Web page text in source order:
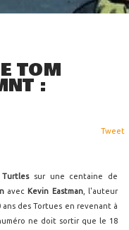
TOM
:
Tweet
sur une centaine de
avec Kevin Eastman, l'auteur
ans des Tortues en revenant à
ne doit sortir que le 18